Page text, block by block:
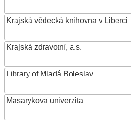
Krajská vědecká knihovna v Liberci
Krajská zdravotní, a.s.
Library of Mladá Boleslav
Masarykova univerzita